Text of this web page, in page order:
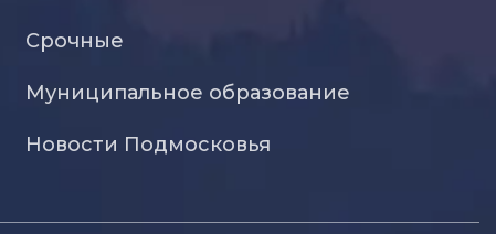
Срочные
Муниципальное образование
Новости Подмосковья